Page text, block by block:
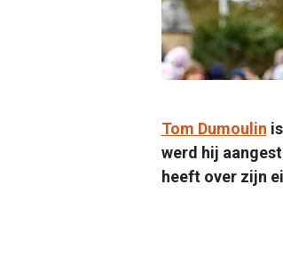
Tom Dumoulin
werd hij
heeft over zijn